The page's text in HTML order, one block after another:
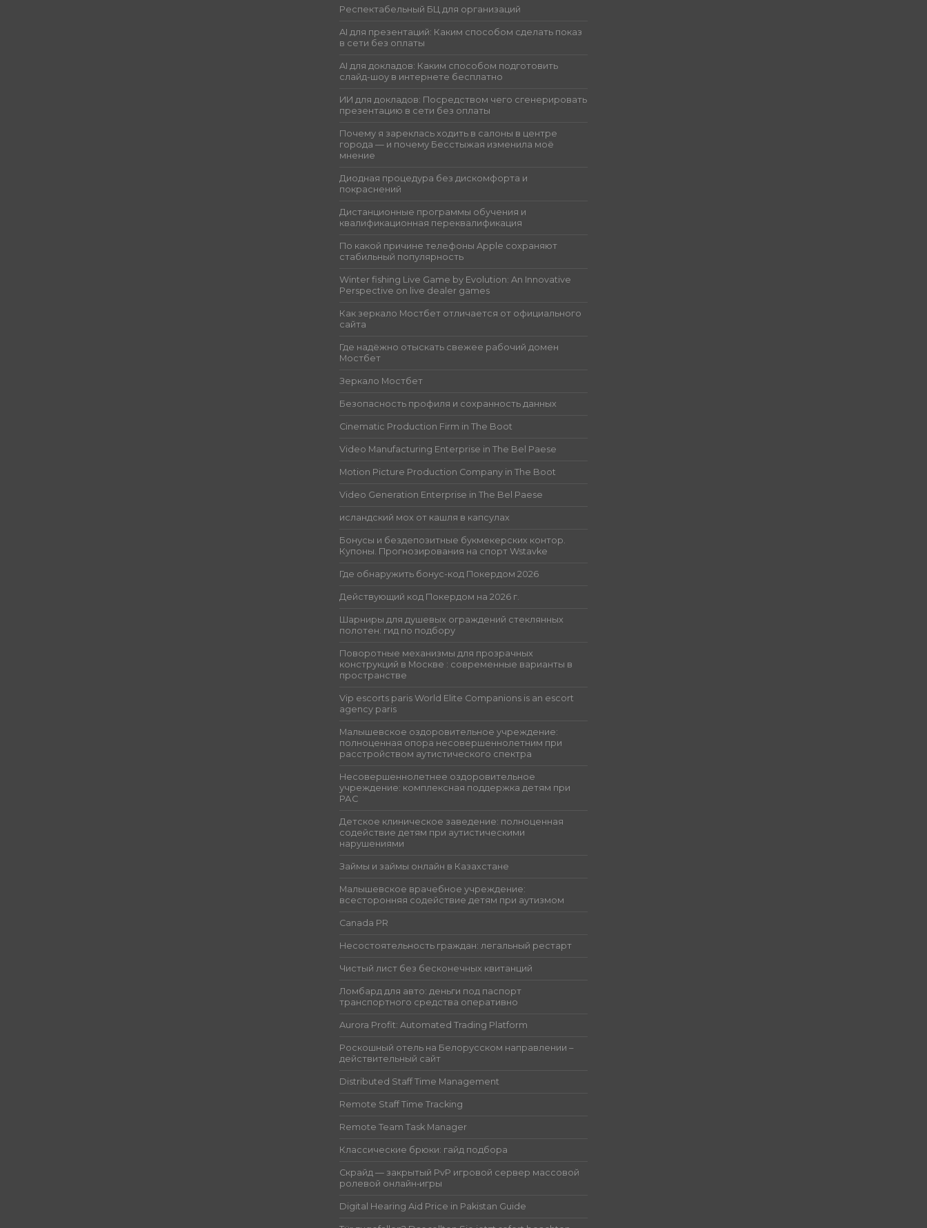
Респектабельный БЦ для организаций
AI для презентаций: Каким способом сделать показ
в сети без оплаты
AI для докладов: Каким способом подготовить
слайд-шоу в интернете бесплатно
ИИ для докладов: Посредством чего сгенерировать
презентацию в сети без оплаты
Почему я зареклась ходить в салоны в центре
города — и почему Бесстыжая изменила моё
мнение
Диодная процедура без дискомфорта и
покраснений
Дистанционные программы обучения и
квалификационная переквалификация
По какой причине телефоны Apple сохраняют
стабильный популярность
Winter fishing Live Game by Evolution: An Innovative
Perspective on live dealer games
Как зеркало Мостбет отличается от официального
сайта
Где надёжно отыскать свежее рабочий домен
Мостбет
Зеркало Мостбет
Безопасность профиля и сохранность данных
Cinematic Production Firm in The Boot
Video Manufacturing Enterprise in The Bel Paese
Motion Picture Production Company in The Boot
Video Generation Enterprise in The Bel Paese
исландский мох от кашля в капсулах
Бонусы и бездепозитные букмекерских контор.
Купоны. Прогнозирования на спорт Wstavke
Где обнаружить бонус-код Покердом 2026
Действующий код Покердом на 2026 г.
Шарниры для душевых ограждений стеклянных
полотен: гид по подбору
Поворотные механизмы для прозрачных
конструкций в Москве : современные варианты в
пространстве
Vip escorts paris World Elite Companions is an escort
agency paris
Малышевское оздоровительное учреждение:
полноценная опора несовершеннолетним при
расстройством аутистического спектра
Несовершеннолетнее оздоровительное
учреждение: комплексная поддержка детям при
РАС
Детское клиническое заведение: полноценная
содействие детям при аутистическими
нарушениями
Займы и займы онлайн в Казахстане
Малышевское врачебное учреждение:
всесторонняя содействие детям при аутизмом
Canada PR
Несостоятельность граждан: легальный рестарт
Чистый лист без бесконечных квитанций
Ломбард для авто: деньги под паспорт
транспортного средства оперативно
Aurora Profit: Automated Trading Platform
Роскошный отель на Белорусском направлении –
действительный сайт
Distributed Staff Time Management
Remote Staff Time Tracking
Remote Team Task Manager
Классические брюки: гайд подбора
Скрайд — закрытый PvP игровой сервер массовой
ролевой онлайн‑игры
Digital Hearing Aid Price in Pakistan Guide